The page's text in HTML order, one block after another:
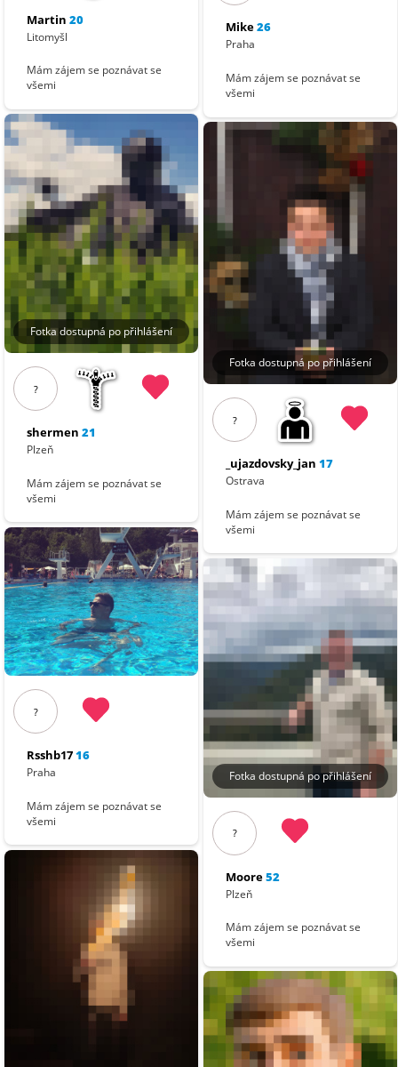
Martin 20
Litomyšl
Mám zájem se poznávat se
všemi
Fotka dostupná po přihlášení
?
shermen 21
Plzeň
Mám zájem se poznávat se
všemi
?
Rsshb1716
Praha
Mám zájem se poznávat se
všemi
Mike26
Praha
Mám zájem se poznávat se
všemi
Fotka dostupná po přihlášení
?
_ujazdovsky_jan 17
Ostrava
Mám zájem se poznávat se
všemi
Fotka dostupná po přihlášení
?
Moore52
Plzeň
Mám zájem se poznávat se
všemi